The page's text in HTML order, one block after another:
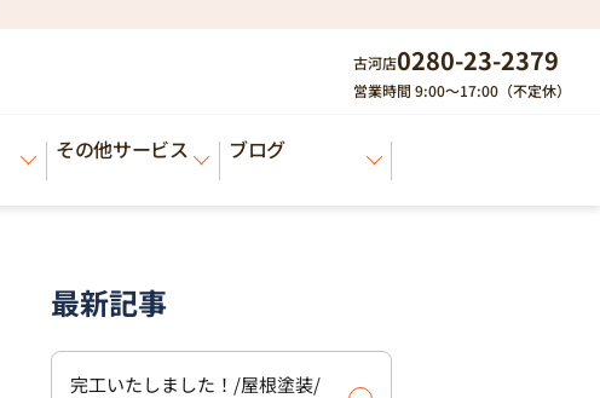
古河店0280-23-2379
営業時間 9:00～17:00（不定休）
その他サービス ブログ
最新記事
完工いたしました！/屋根塗装/